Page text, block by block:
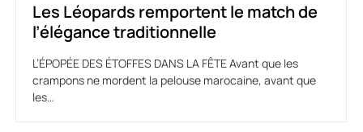
Les Léopards remportent le match de
l’élégance traditionnelle
L’ÉPOPÉE DES ÉTOFFES DANS LA FÊTE Avant que les
crampons ne mordent la pelouse marocaine, avant que
les…